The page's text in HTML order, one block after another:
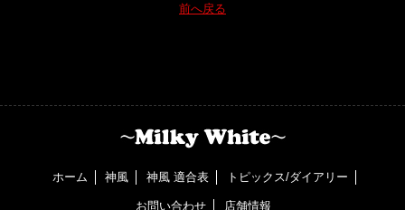
前へ戻る
ホーム 神風 神風 適合表 トピックス/ダイアリー
お問い合わせ 店舗情報